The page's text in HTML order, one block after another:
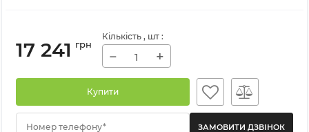
17 241 грн
Кількість , шт :
− +
Купити
Номер телефону*